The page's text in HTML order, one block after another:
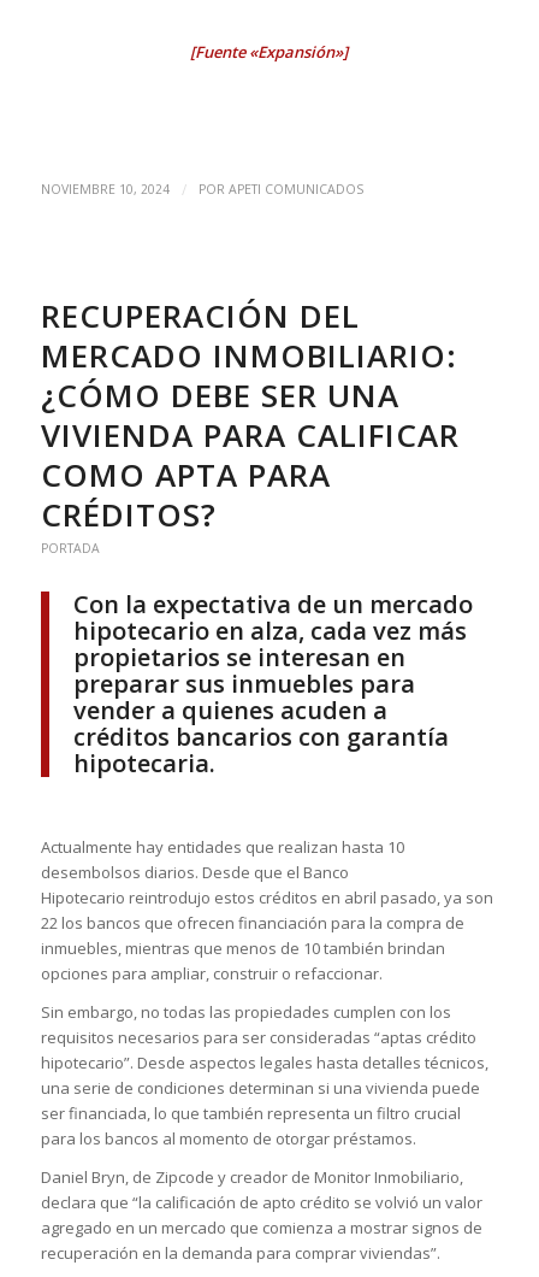
[Fuente «Expansión»]
NOVIEMBRE 10, 2024 / POR APETI COMUNICADOS
RECUPERACIÓN DEL
MERCADO INMOBILIARIO:
¿CÓMO DEBE SER UNA
VIVIENDA PARA CALIFICAR
COMO APTA PARA
CRÉDITOS?
PORTADA
Con la expectativa de un mercado
hipotecario en alza, cada vez más
propietarios se interesan en
preparar sus inmuebles para
vender a quienes acuden a
créditos bancarios con garantía
hipotecaria.
Actualmente hay entidades que realizan hasta 10
desembolsos diarios. Desde que el Banco
Hipotecario reintrodujo estos créditos en abril pasado, ya son
22 los bancos que ofrecen financiación para la compra de
inmuebles, mientras que menos de 10 también brindan
opciones para ampliar, construir o refaccionar.
Sin embargo, no todas las propiedades cumplen con los
requisitos necesarios para ser consideradas “aptas crédito
hipotecario”. Desde aspectos legales hasta detalles técnicos,
una serie de condiciones determinan si una vivienda puede
ser financiada, lo que también representa un filtro crucial
para los bancos al momento de otorgar préstamos.
Daniel Bryn, de Zipcode y creador de Monitor Inmobiliario,
declara que “la calificación de apto crédito se volvió un valor
agregado en un mercado que comienza a mostrar signos de
recuperación en la demanda para comprar viviendas”.